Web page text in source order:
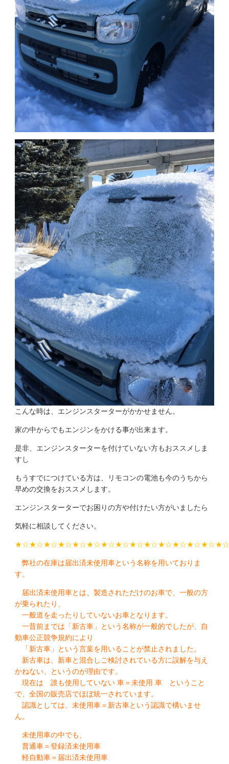
こんな時は、エンジンスターターがかかせません。
家の中からでもエンジンをかける事が出来ます。
是非、エンジンスターターを付けていない方もおススメしま
すし
もうすでにつけている方は、リモコンの電池も今のうちから
早めの交換をおススメします。
エンジンスターターでお困りの方や付けたい方がいましたら
気軽に相談してください。
弊社の在庫は届出済未使用車という名称を用いておりま
す。
届出済未使用車とは、製造されただけのお車で、一般の方
が乗られたり、
一般道を走ったりしていないお車となります。
一昔前までは「新古車」という名称が一般的でしたが、自
動車公正競争規約により
「新古車」という言葉を用いることが禁止されました。
新古車は、新車と混合しご検討されている方に誤解を与え
かねない、というのが理由です。
現在は 誰も使用していない 車＝未使用 車 ということ
で、全国の販売店でほぼ統一されています。
認識としては、未使用車＝新古車という認識で構いませ
ん。
未使用車の中でも、
普通車＝登録済未使用車
軽自動車＝届出済未使用車